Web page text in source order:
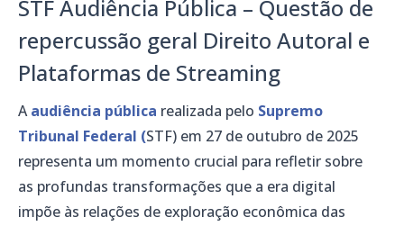
STF Audiência Pública – Questão de
repercussão geral Direito Autoral e
Plataformas de Streaming
Aaudiência pública realizada pelo Supremo
Tribunal Federal (STF) em 27 de outubro de 2025
representa um momento crucial para refletir sobre
as profundas transformações que a era digital
impõe às relações de exploração econômica das